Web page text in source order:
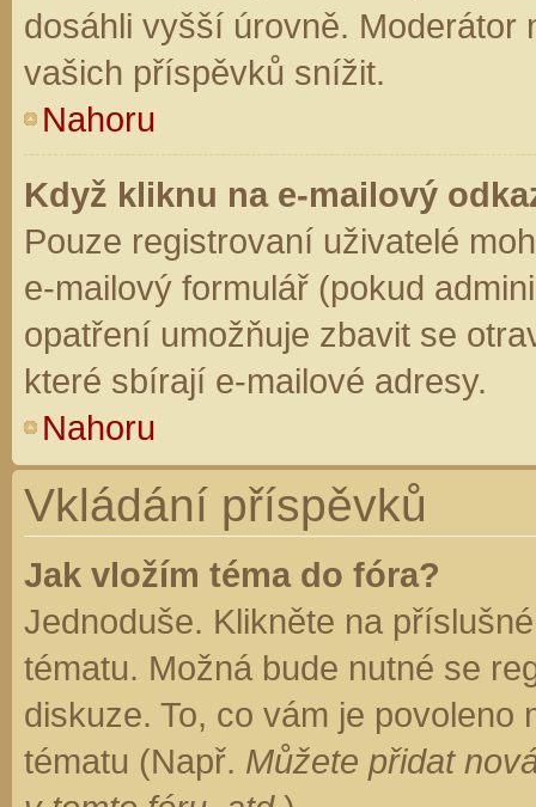
dosáhli vyšší úrovně. Moderátor
vašich příspěvků snížit.
Nahoru
Když kliknu na e-mailový
Pouze registrovaní uživatelé
e-mailový formulář (pokud
opatření umožňuje zbavit se
které sbírají e-mailové adresy.
Nahoru
Vkládání příspěvků
Jak vložím téma do fóra?
Jednoduše. Klikněte na
tématu. Možná bude nutné se
diskuze. To, co vám je
tématu (Např. Můžete přidat